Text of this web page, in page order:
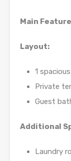
Main
Layout:
1
Private
Guest
Additional
Laundry